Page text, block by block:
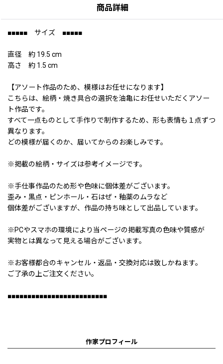
商品詳細
■■■■■ サイズ ■■■■■
直径 約 19.5 cm
高さ 約 1.5 cm
【アソート作品のため、模様はお任せになります】
こちらは、絵柄・焼き具合の選択を油亀にお任せいただくアソー
ト作品です。
すべて一点ものとして手作りで制作するため、形も表情も１点ずつ
異なります。
どの模様が届くのか、届いてからのお楽しみです。
※掲載の絵柄・サイズは参考イメージです。
※手仕事作品のため形や色味に個体差がございます。
歪み・黒点・ピンホール・石はぜ・釉薬のムラなど
個体差がございますが、作品の持ち味として出品しています。
※PCやスマホの環境により当ページの掲載写真の色味や質感が
実物とは異なって見える場合がございます。
※お客様都合のキャンセル・返品・交換対応は致しかねます。
ご了承の上ご注文ください。
■■■■■■■■■■■■■■■■■■■■■■■■■
作家プロフィール